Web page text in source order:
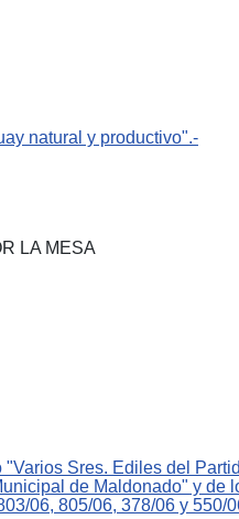
natural y productivo".-
LA MESA
Sres. Ediles del
de Maldonado" y de
06, 805/06, 378/06 y 550/